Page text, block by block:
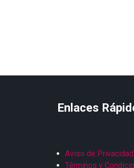
Enlaces
Aviso de Privacidad
Términos y